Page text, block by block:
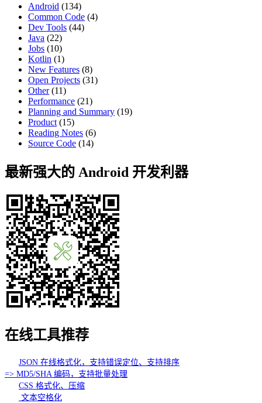
Android (134)
Common Code (4)
Dev Tools (44)
Java (22)
Jobs (10)
Kotlin (1)
New Features (8)
Open Projects (31)
Other(11)
Performance (21)
Planning and Summary (19)
Product (15)
Reading Notes (6)
Source Code (14)
最新强大的 Android 开发利器
在线工具推荐
JSON 在线格式化，支持错误定位、支持排序
=> MD5/SHA 编码，支持批量处理
CSS 格式化、压缩
文本空格化